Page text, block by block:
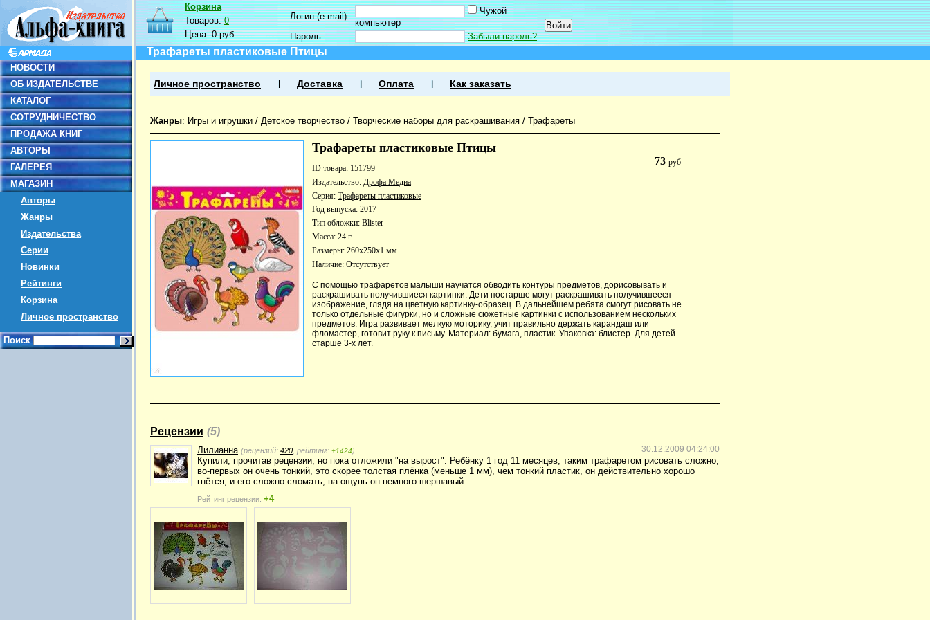
НОВОСТИ
ОБ ИЗДАТЕЛЬСТВЕ
КАТАЛОГ
СОТРУДНИЧЕСТВО
ПРОДАЖА КНИГ
АВТОРЫ
ГАЛЕРЕЯ
МАГАЗИН
Авторы
Жанры
Издательства
Серии
Новинки
Рейтинги
Корзина
Личное пространство
Поиск
Корзина
Товаров:0
Цена:0 руб.
Логин (e-mail):
Чужой
компьютер
Пароль:
Забыли пароль?
Трафареты пластиковые Птицы
Личное пространство Доставка Оплата Как заказать
Жанры: Игры и игрушки / Детское творчество / Творческие наборы для раскрашивания / Трафареты
Трафареты пластиковые Птицы
73руб
ID товара: 151799
Издательство: Дрофа Медиа
Серия: Трафареты пластиковые
Год выпуска: 2017
Тип обложки: Blister
Масса: 24 г
Размеры: 260x250x1 мм
Наличие: Отсутствует
С помощью трафаретов малыши научатся обводить контуры предметов, дорисовывать и
раскрашивать получившиеся картинки. Дети постарше могут раскрашивать получившееся
изображение, глядя на цветную картинку-образец. В дальнейшем ребята смогут рисовать не
только отдельные фигурки, но и сложные сюжетные картинки с использованием нескольких
предметов. Игра развивает мелкую моторику, учит правильно держать карандаш или
фломастер, готовит руку к письму. Материал: бумага, пластик. Упаковка: блистер. Для детей
старше 3-х лет.
Рецензии (5)
30.12.2009 04:24:00
Лилианна (рецензий: 420 , рейтинг: +1424)
Купили, прочитав рецензии, но пока отложили "на вырост". Ребёнку 1 год 11 месяцев, таким трафаретом рисовать сложно,
во-первых он очень тонкий, это скорее толстая плёнка (меньше 1 мм), чем тонкий пластик, он действительно хорошо
гнётся, и его сложно сломать, на ощупь он немного шершавый.
Рейтинг рецензии: +4